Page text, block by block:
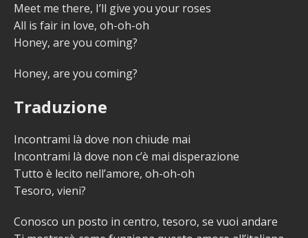
Meet me there, I’ll give you your roses
All is fair in love, oh-oh-oh
Honey, are you coming?
Honey, are you coming?
Traduzione
Incontrami là dove non chiude mai
Incontrami là dove non c’è mai disperazione
Tutto è lecito nell’amore, oh-oh-oh
Tesoro, vieni?
Conosco un posto in centro, tesoro, se vuoi andare